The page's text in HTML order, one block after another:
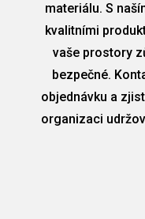
materiálu. S
kvalitními
vaše prostory
bezpečné.
objednávku a
organizaci